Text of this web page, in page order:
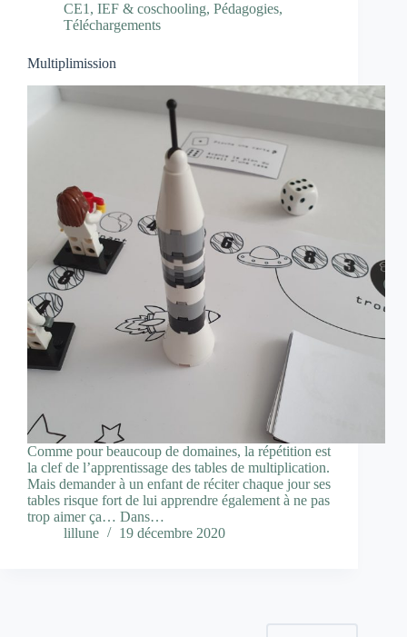
CE1 , IEF & coschooling, Pédagogies,
Téléchargements
Multiplimission
Comme pour beaucoup de domaines, la répétition est
la clef de l’apprentissage des tables de multiplication.
Mais demander à un enfant de réciter chaque jour ses
tables risque fort de lui apprendre également à ne pas
trop aimer ça… Dans…
lillune
19 décembre 2020